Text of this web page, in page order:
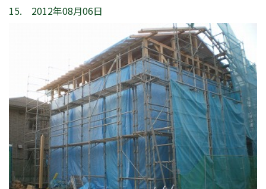
15. 2012年08月06日